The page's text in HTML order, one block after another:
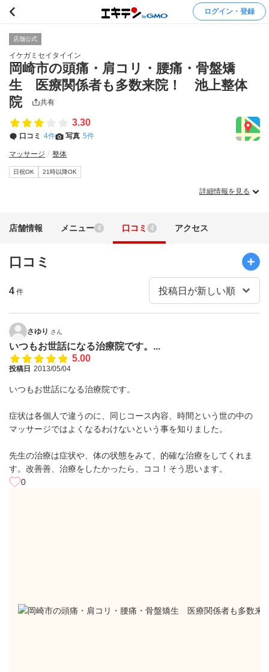
ログイン・登録
店舗公式
イケガミセイタイイン
岡崎市の頭痛・肩コリ・腰痛・骨盤矯
生 医療関係者も多数来院！ 池上整体
院
共有
3.30
口コミ 4件 写真 5件
マッサージ 整体
日祝OK 21時以降OK
詳細情報を見る
店舗情報 メニュー 4 口コミ 4 アクセス
口コミ
4 件
さゆり さん
いつもお世話になる治療院です。...
5.00
投稿日 2013/05/04
いつもお世話になる治療院です。
症状は各個人で違うのに、同じコース内容、時間という世の中の
マッサージではよくなるわけないという事を知りました。
先生の治療は症状や、体の状態をみて、的確な治療をしてくれま
す。改善善、治療をしたかったら、ココ！そう思います。
0